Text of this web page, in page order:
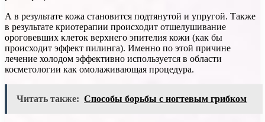
А в результате кожа становится подтянутой и упругой. Также
в результате криотерапии происходит отшелушивание
ороговевших клеток верхнего эпителия кожи (как бы
происходит эффект пилинга). Именно по этой причине
лечение холодом эффективно используется в области
косметологии как омолаживающая процедура.
Читать также: Способы борьбы с ногтевым грибком